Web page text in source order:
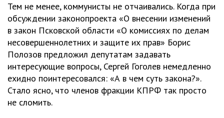
Тем не менее, коммунисты не отчаивались. Когда при
обсуждении законопроекта «О внесении изменений
в закон Псковской области «О комиссиях по делам
несовершеннолетних и защите их прав» Борис
Полозов предложил депутатам задавать
интересующие вопросы, Сергей Гоголев немедленно
ехидно поинтересовался: «А в чем суть закона?».
Стало ясно, что членов фракции КПРФ так просто
не сломить.